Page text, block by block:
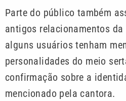
Parte do público também
antigos relacionamentos
alguns usuários tenham
personalidades do meio
confirmação sobre a
mencionado pela cantora.